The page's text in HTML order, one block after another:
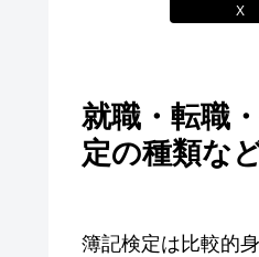
X
就職・転職
定の種類な
簿記検定は比較的